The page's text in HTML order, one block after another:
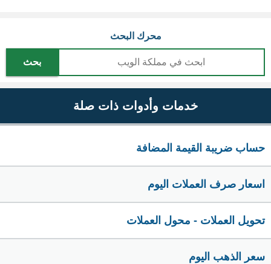
محرك البحث
بحث
خدمات وأدوات ذات صلة
حساب ضريبة القيمة المضافة
اسعار صرف العملات اليوم
تحويل العملات - محول العملات
سعر الذهب اليوم